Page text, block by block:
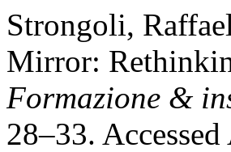
Strongoli,
Mirror:
Formazione &
28–33.